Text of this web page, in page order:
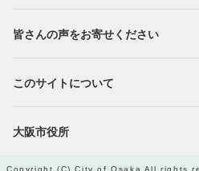
皆さんの声をお寄せください
このサイトについて
大阪市役所
Copyright (C) City of Osaka All rights